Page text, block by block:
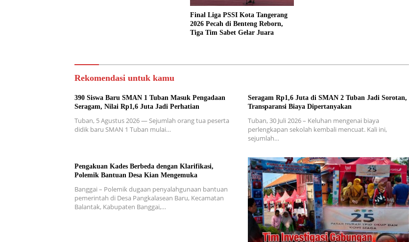
Final Liga PSSI Kota Tangerang
2026 Pecah di Benteng Reborn,
Tiga Tim Sabet Gelar Juara
Rekomendasi untuk kamu
390 Siswa Baru SMAN 1 Tuban Masuk Pengadaan
Seragam, Nilai Rp1,6 Juta Jadi Perhatian
Tuban, 5 Agustus 2026 — Sejumlah orang tua peserta
didik baru SMAN 1 Tuban mulai…
Seragam Rp1,6 Juta di SMAN 2 Tuban Jadi Sorotan,
Transparansi Biaya Dipertanyakan
Tuban, 30 Juli 2026 – Keluhan mengenai biaya
perlengkapan sekolah kembali mencuat. Kali ini,
sejumlah…
Pengakuan Kades Berbeda dengan Klarifikasi,
Polemik Bantuan Desa Kian Mengemuka
Banggai – Polemik dugaan penyalahgunaan bantuan
pemerintah di Desa Pangkalasean Baru, Kecamatan
Balantak, Kabupaten Banggai,…